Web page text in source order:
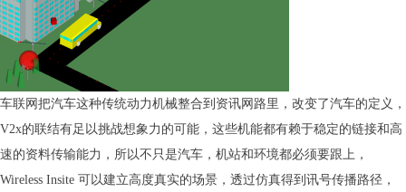
车联网把汽车这种传统动力机械整合到资讯网路里，改变了汽车的定义，
V2x的联结有足以挑战想象力的可能，这些机能都有赖于稳定的链接和高
速的资料传输能力，所以不只是汽车，机站和环境都必须要跟上，
Wireless Insite 可以建立高度真实的场景，透过仿真得到讯号传播路径，